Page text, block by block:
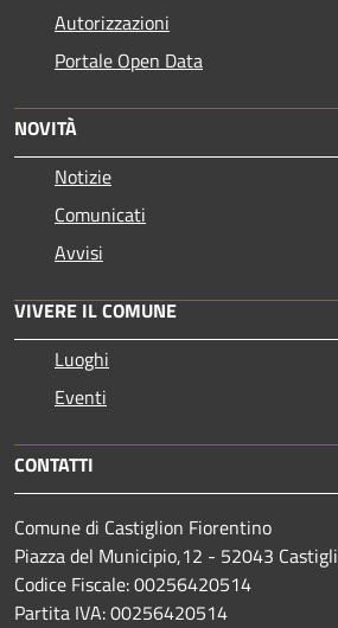
Autorizzazioni
Portale Open Data
NOVITÀ
Notizie
Comunicati
Avvisi
VIVERE IL COMUNE
Luoghi
Eventi
CONTATTI
Comune di Castiglion Fiorentino
Piazza del Municipio,12 - 52043
Codice Fiscale: 00256420514
Partita IVA: 00256420514